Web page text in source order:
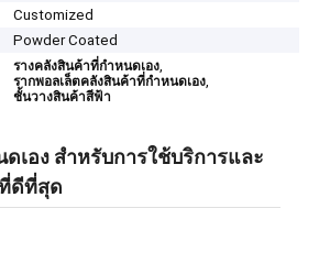
Customized
Powder Coated
รางคลังสินค้าที่กําหนดเอง,
รากพอลเล็ตคลังสินค้าที่กําหนดเอง,
ชั้นวางสินค้าสีฟ้า
เอง สําหรับการใช้บริการและ
ดีที่สุด